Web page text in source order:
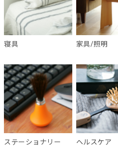
寝具 家具/照明
ステーショナリー ヘルスケア